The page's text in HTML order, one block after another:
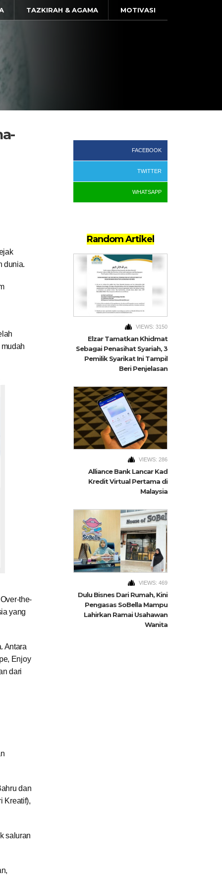
TAZKIRAH & AGAMA MOTIVASI
dunia.
the-
yang
Antara
Enjoy
dari
dan
Kreatif),
saluran
FACEBOOK
TWITTER
WHATSAPP
Random Artikel
VIEWS: 3150
Elzar Tamatkan Khidmat
Sebagai Penasihat Syariah, 3
Pemilik Syarikat Ini Tampil
Beri Penjelasan
VIEWS: 286
Alliance Bank Lancar Kad
Kredit Virtual Pertama di
Malaysia
VIEWS: 469
Dulu Bisnes Dari Rumah, Kini
Pengasas SoBella Mampu
Lahirkan Ramai Usahawan
Wanita